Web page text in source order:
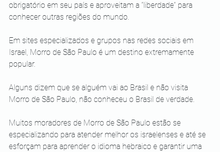
obrigatório em seu país e aproveitam a “liberdade” para
conhecer outras regiões do mundo.
Em sites especializados e grupos nas redes sociais em
Israel, Morro de São Paulo é um destino extremamente
popular.
Alguns dizem que se alguém vai ao Brasil e não visita
Morro de São Paulo, não conheceu o Brasil de verdade.
Muitos moradores de Morro de São Paulo estão se
especializando para atender melhor os israelenses e até se
esforçam para aprender o idioma hebraico e garantir uma